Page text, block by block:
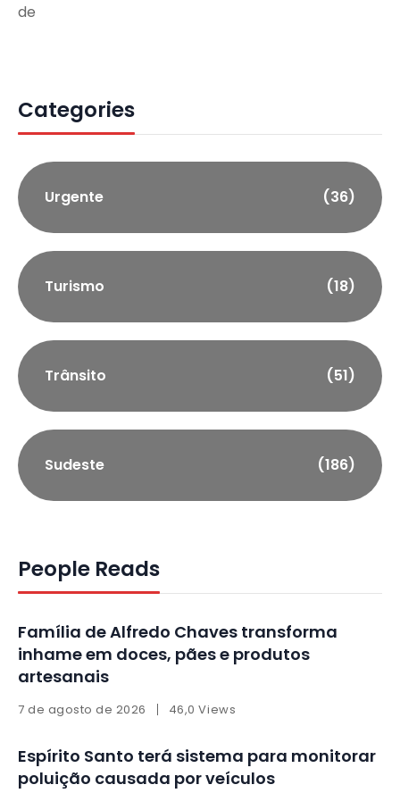
de
Categories
Urgente (36)
Turismo (18)
Trânsito (51)
Sudeste (186)
People Reads
Família de Alfredo Chaves transforma
inhame em doces, pães e produtos
artesanais
7 de agosto de 2026 46,0 Views
Espírito Santo terá sistema para monitorar
poluição causada por veículos